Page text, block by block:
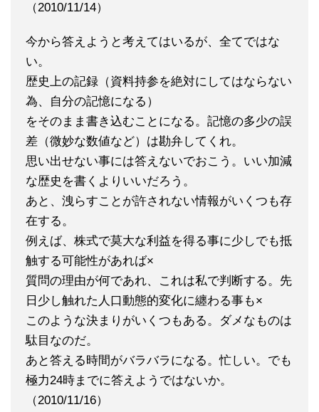
（2010/11/14）
今から答えようと考えてはいるが、全てではな
い。
歴史上の記録（資料持参を絶対にしてはならない
為、自分の記憶になる）
をそのまま書き込むことになる。記憶の多少の誤
差（微妙な数値など）は勘弁してくれ。
思い出せない事には答えないでおこう。いい加減
な歴史を書くよりいいだろう。
あと、洩らすことが許されない情報がいくつも存
在する。
例えば、株式で莫大な利益を得る事に少しでも抵
触する可能性があれば×
質問の理由が何であれ、これは私で判断する。先
日少し触れた人口動態的変化に纏わる事も×
このような決まりがいくつもある。ダメなものは
駄目なのだ。
あと答える時間がバラバラになる。忙しい。でも
極力24時までに答えようではないか。
（2010/11/16）